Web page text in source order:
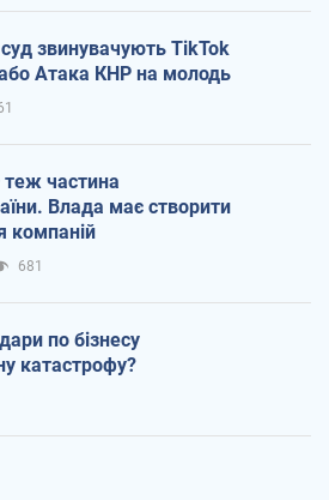
звинувачують TikTok
або Атака КНР на молодь
теж частина
Влада має створити
компаній
681
по бізнесу
катастрофу?